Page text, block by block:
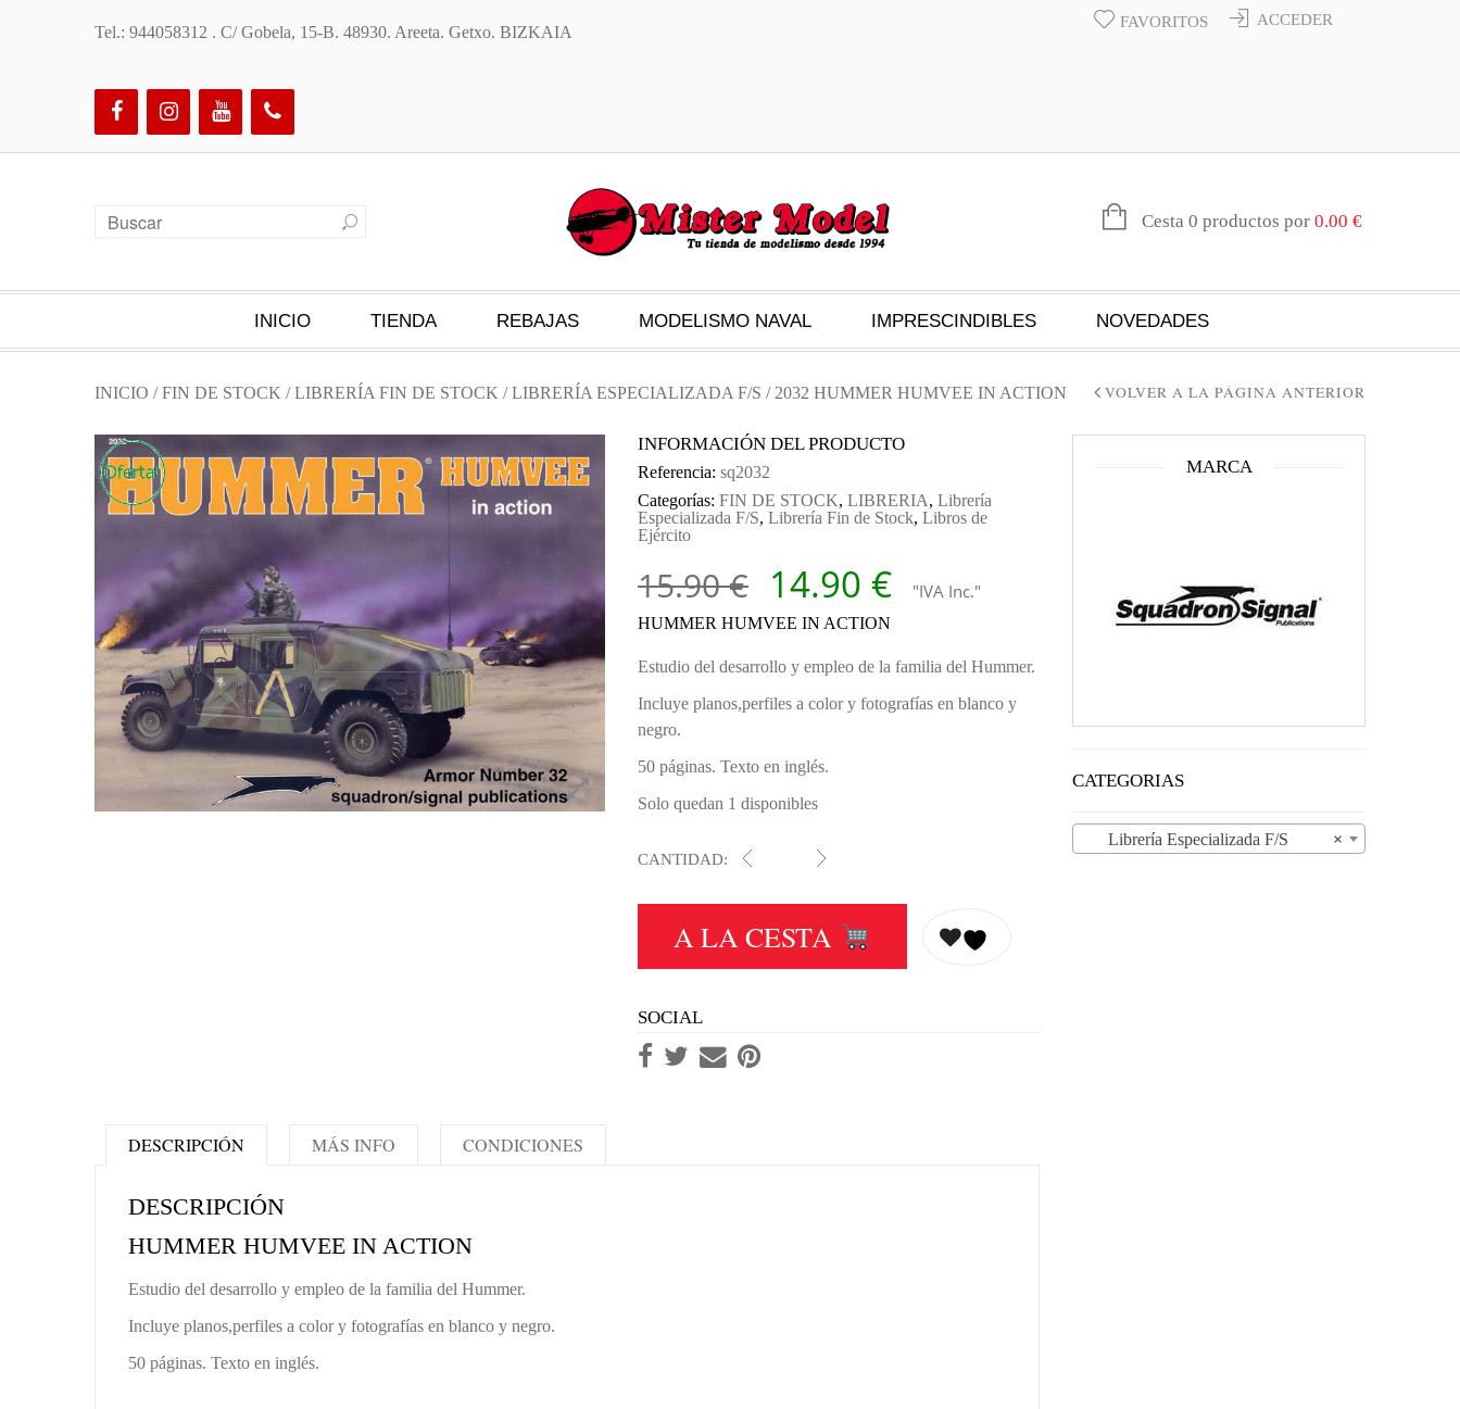
Tel.: 944058312 . C/ Gobela, 15-B. 48930. Areeta. Getxo. BIZKAIA
ACCEDER
FAVORITOS
Cesta 0 productos por 0.00 €
INICIO TIENDA REBAJAS MODELISMO NAVAL IMPRESCINDIBLES NOVEDADES
INICIO /FIN DE STOCK /LIBRERÍA FIN DE STOCK /LIBRERÍA ESPECIALIZADA F/S / 2032 HUMMER HUMVEE IN ACTION VOLVER A LA PÁGINA ANTERIOR
INFORMACIÓN DEL PRODUCTO
Referencia: sq2032
Categorías: FIN DE STOCK, LIBRERIA, Librería
Especializada F/S, Librería Fin de Stock, Libros de
Ejército
15.90€ El precio original era: 15.90 €.
14.90 € El precio actual es: 14.90 €.
"IVA Inc."
HUMMER HUMVEE IN ACTION
Estudio del desarrollo y empleo de la familia del Hummer.
Incluye planos,perfiles a color y fotografías en blanco y
negro.
50 páginas. Texto en inglés.
Solo quedan 1 disponibles
CANTIDAD: 2032 HUMMER HUMVEE IN ACTION CANTIDAD
A LA CESTA
SOCIAL
DESCRIPCIÓN
DESCRIPCIÓN
HUMMER HUMVEE IN ACTION
Estudio del desarrollo y empleo de la familia del Hummer.
Incluye planos,perfiles a color y fotografías en blanco y negro.
50 páginas. Texto en inglés.
MÁS INFO CONDICIONES
MARCA
CATEGORIAS
×
Librería Especializada F/S